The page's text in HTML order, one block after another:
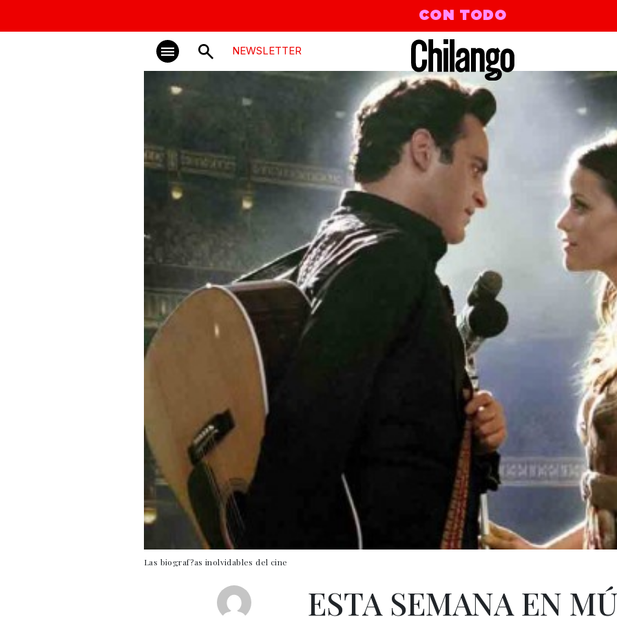
CON TODO
NEWSLETTER
Las biograf?as inolvidables del cine
ESTA SEMANA EN